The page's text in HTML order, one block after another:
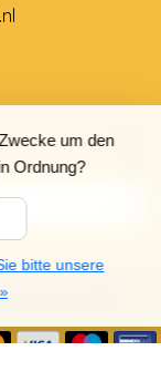
um den
Ordnung?
bitte unsere
Laden